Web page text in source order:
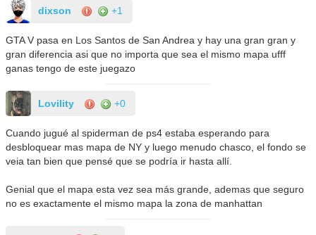
dixson +1
GTA V pasa en Los Santos de San Andrea y hay una gran gran y
gran diferencia asi que no importa que sea el mismo mapa ufff
ganas tengo de este juegazo
Lovility +0
Cuando jugué al spiderman de ps4 estaba esperando para
desbloquear mas mapa de NY y luego menudo chasco, el fondo se
veia tan bien que pensé que se podría ir hasta allí.
Genial que el mapa esta vez sea más grande, ademas que seguro
no es exactamente el mismo mapa la zona de manhattan